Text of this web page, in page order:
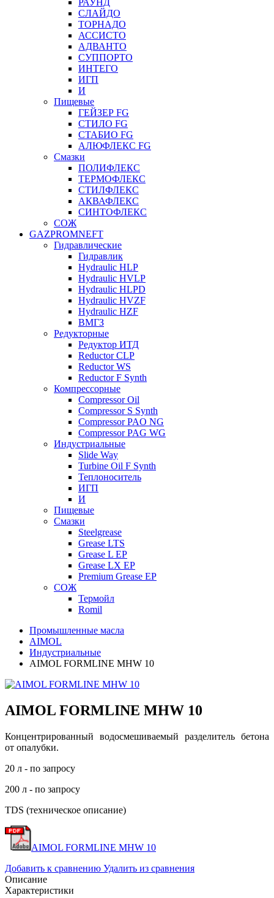
РАУНД
СЛАЙДО
ТОРНАДО
АССИСТО
АДВАНТО
СУППОРТО
ИНТЕГО
ИГП
И
Пищевые
ГЕЙЗЕР FG
СТИЛО FG
СТАБИО FG
АЛЮФЛЕКС FG
Смазки
ПОЛИФЛЕКС
ТЕРМОФЛЕКС
СТИЛФЛЕКС
АКВАФЛЕКС
СИНТОФЛЕКС
СОЖ
GAZPROMNEFT
Гидравлические
Гидравлик
Hydraulic HLP
Hydraulic HVLP
Hydraulic HLPD
Hydraulic HVZF
Hydraulic HZF
ВМГЗ
Редукторные
Редуктор ИТД
Reductor CLP
Reductor WS
Reductor F Synth
Компрессорные
Compressor Oil
Compressor S Synth
Compressor PAO NG
Compressor PAG WG
Индустриальные
Slide Way
Turbine Oil F Synth
Теплоноситель
ИГП
И
Пищевые
Смазки
Steelgrease
Grease LTS
Grease L EP
Grease LX EP
Premium Grease EP
СОЖ
Термойл
Romil
Промышленные масла
AIMOL
Индустриальные
AIMOL FORMLINE MHW 10
AIMOL FORMLINE MHW 10
Концентрированный водосмешиваемый разделитель бетона
от опалубки.
20 л - по запросу
200 л - по запросу
TDS (техническое описание)
AIMOL FORMLINE MHW 10
Добавить к сравнению Удалить из сравнения
Описание
Характеристики